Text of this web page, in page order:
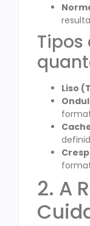
Tipos
Liso
2. A